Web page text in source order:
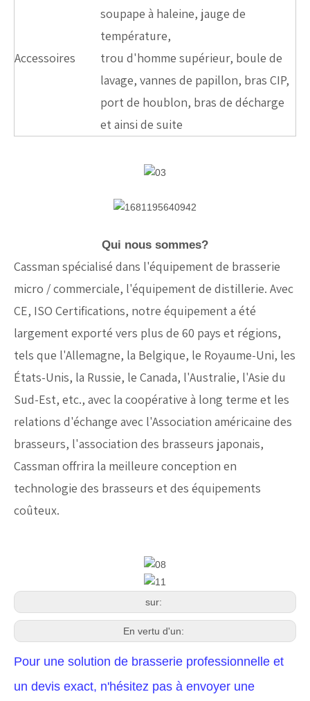
Accessoires
soupape à haleine, jauge de
température,
trou d'homme supérieur, boule de
lavage, vannes de papillon, bras CIP,
port de houblon, bras de décharge
et ainsi de suite
Qui nous sommes?
Cassman spécialisé dans l'équipement de brasserie
micro / commerciale, l'équipement de distillerie. Avec
CE, ISO Certifications, notre équipement a été
largement exporté vers plus de 60 pays et régions,
tels que l'Allemagne, la Belgique, le Royaume-Uni, les
États-Unis, la Russie, le Canada, l'Australie, l'Asie du
Sud-Est, etc., avec la coopérative à long terme et les
relations d'échange avec l'Association américaine des
brasseurs, l'association des brasseurs japonais,
Cassman offrira la meilleure conception en
technologie des brasseurs et des équipements
coûteux.
sur:
En vertu d'un:
Pour une solution de brasserie professionnelle et
un devis exact, n'hésitez pas à envoyer une